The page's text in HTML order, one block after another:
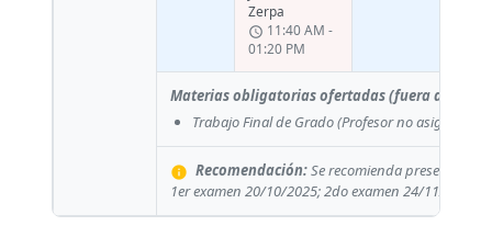
Zerpa
schedule 11:40 AM -
01:20 PM
Materias obligatorias ofertadas (fuera del plan
Trabajo Final de Grado(Profesor no asignado)
info Recomendación:Se recomienda presentar el
1er examen 20/10/2025; 2do examen 24/11/2025